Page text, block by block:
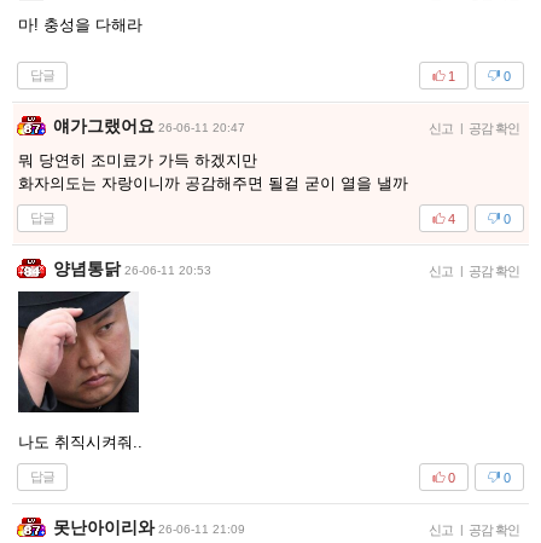
마! 충성을 다해라
답글 0
1
얘가그랬어요 26-06-11 20:47 신고 | 공감 확인
뭐 당연히 조미료가 가득 하겠지만
화자의도는 자랑이니까 공감해주면 될걸 굳이 열을 낼까
답글 0
4
양념통닭 26-06-11 20:53 신고 | 공감 확인
나도 취직시켜줘..
답글 0
0
못난아이리와 26-06-11 21:09 신고 | 공감 확인